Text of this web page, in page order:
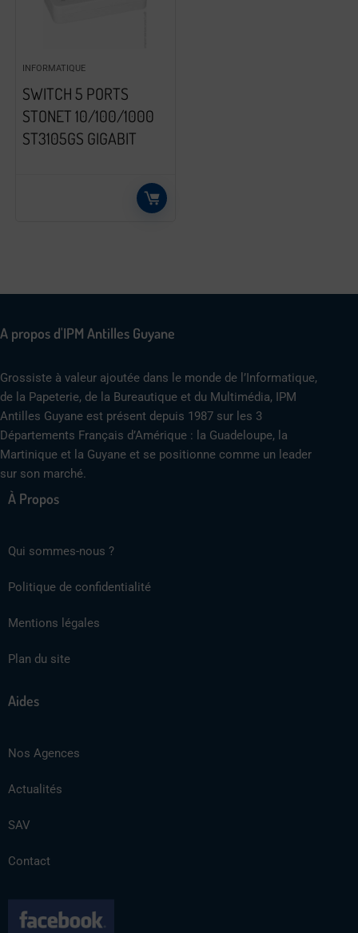
INFORMATIQUE
SWITCH 5 PORTS
STONET 10/100/1000
ST3105GS GIGABIT
A propos d'IPM Antilles Guyane
Grossiste à valeur ajoutée dans le monde de l’Informatique,
de la Papeterie, de la Bureautique et du Multimédia, IPM
Antilles Guyane est présent depuis 1987 sur les 3
Départements Français d’Amérique : la Guadeloupe, la
Martinique et la Guyane et se positionne comme un leader
sur son marché.
À Propos
Qui sommes-nous ?
Politique de confidentialité
Mentions légales
Plan du site
Aides
Nos Agences
Actualités
SAV
Contact